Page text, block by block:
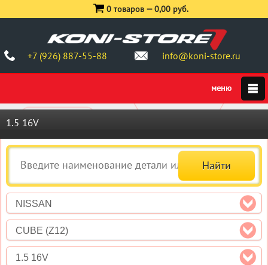
+7 (926) 887-55-88 info@koni-store.ru
0 товаров —0,00 руб.
1.5 16V
NISSAN
CUBE (Z12)
1.5 16V